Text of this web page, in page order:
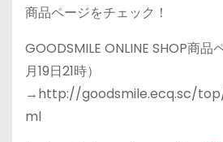
商品ページをチェック！
GOODSMILE ONLINE SHOP商品
月19日21時）
→http://goodsmile.ecq.sc/
ml